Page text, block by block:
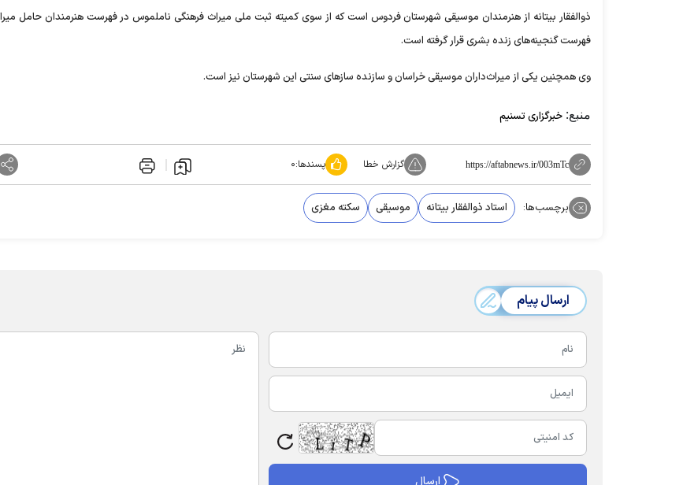
ذوالفقار بیتانه از هنرمندان موسیقی شهرستان فردوس است که از سوی کمیته ثبت ملی میراث فرهنگی ناملموس در فهرست هنرمندان حامل
فهرست گنجینه‌های زنده بشری قرار گرفته است.
وی همچنین یکی از میراث‌داران موسیقی خراسان و سازنده ساز‌های سنتی این شهرستان نیز است.
منبع: خبرگزاری تسنیم
https://aftabnews.ir/003mTc گزارش خطا پسندها:۰
برچسب‌ها: استاد ذوالفقار بیتانه موسیقی‌ سکته مغزی
ارسال پیام